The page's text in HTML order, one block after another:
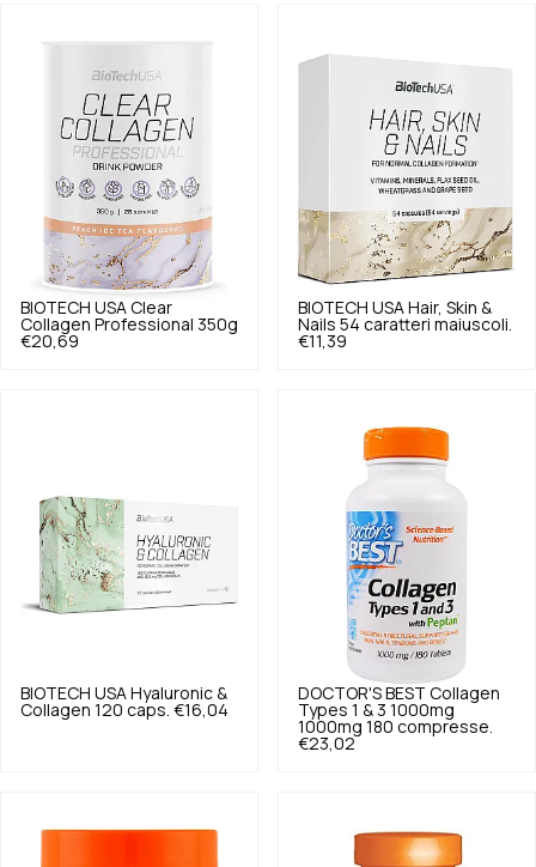
BIOTECH USA Clear
Collagen Professional 350g
€20,69
BIOTECH USA Hair, Skin &
Nails 54 caratteri maiuscoli.
€11,39
BIOTECH USA Hyaluronic &
Collagen 120 caps. €16,04
DOCTOR'S BEST Collagen
Types 1 & 3 1000mg
1000mg 180 compresse.
€23,02